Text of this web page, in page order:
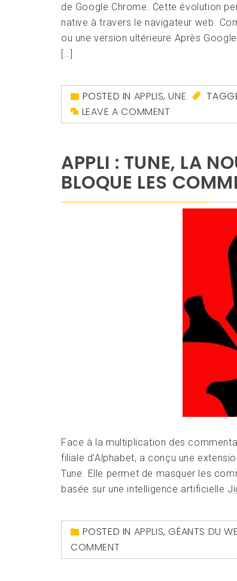
de Google Chrome. Cette évolution
native à travers le navigateur web.
ou une version ultérieure Après
[…]
POSTED IN APPLIS,UNE
LEAVE A COMMENT
APPLI : TUNE, LA
BLOQUE LES
Face à la multiplication des
filiale d’Alphabet, a conçu une
Tune. Elle permet de masquer les
basée sur une intelligence artificielle
POSTED IN APPLIS,GÉANTS DU
COMMENT